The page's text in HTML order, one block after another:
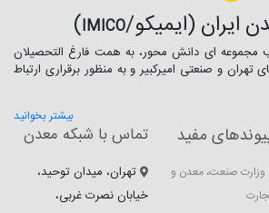
ایران (ایمیکو/IMICO
)
مجموعه ای دانش محور، به همت فارغ­ التحصیلان
و صنعتی امیرکبیر و به منظور برقراری ارتباط
بیشتر بخوانید
مفید
وزارت صنعت، معدن و
تماس با شبکه معدن
تهران، میدان توحید،
خیابان نصرت غربی،